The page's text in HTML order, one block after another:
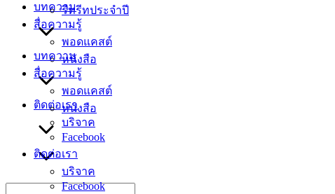
รีทรีทประจำปี
บทความ
สื่อความรู้
พอดแคสต์
หนังสือ
ติดต่อเรา
บริจาค
Facebook
บทความ
สื่อความรู้
พอดแคสต์
หนังสือ
ติดต่อเรา
บริจาค
Facebook